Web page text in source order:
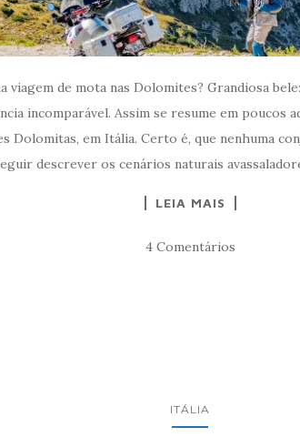
viagem de mota nas Dolomites? Grandiosa
incomparável. Assim se resume em poucos
Dolomitas, em Itália. Certo é, que nenhuma
descrever os cenários naturais
LEIA MAIS
4 Comentários
ITÁLIA